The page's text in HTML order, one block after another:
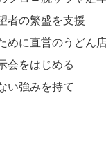
者の繁盛を支援
に直営のうどん
会をはじめる
い強みを持て